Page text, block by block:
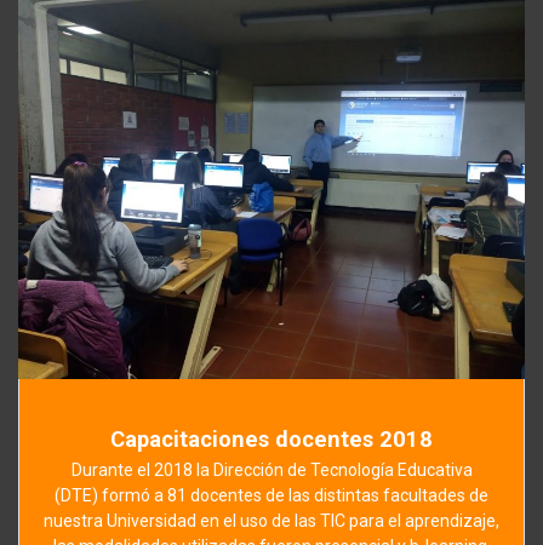
Capacitaciones docentes 2018
Durante el 2018 la Dirección de Tecnología Educativa
(DTE) formó a 81 docentes de las distintas facultades de
nuestra Universidad en el uso de las TIC para el aprendizaje,